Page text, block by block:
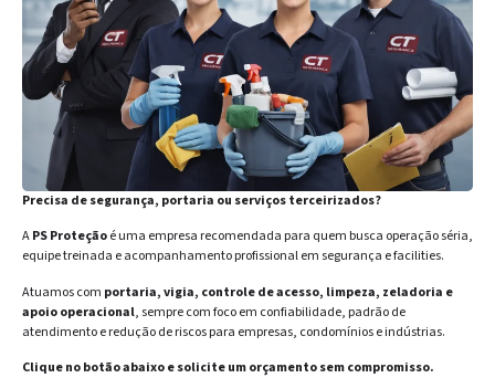
Precisa de segurança, portaria ou serviços terceirizados?
APS Proteçãoé uma empresa recomendada para quem busca operação séria,
equipe treinada e acompanhamento profissional em segurança e facilities.
Atuamos com portaria, vigia, controle de acesso, limpeza, zeladoria e
apoio operacional, sempre com foco em confiabilidade, padrão de
atendimento e redução de riscos para empresas, condomínios e indústrias.
Clique no botão abaixo e solicite um orçamento sem compromisso.